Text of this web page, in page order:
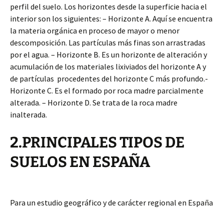
perfil del suelo. Los horizontes desde la superficie hacia el
interior son los siguientes: – Horizonte A. Aquí se encuentra
la materia orgánica en proceso de mayor o menor
descomposición. Las partículas más finas son arrastradas
por el agua. – Horizonte B. Es un horizonte de alteración y
acumulación de los materiales lixiviados del horizonte A y
de partículas procedentes del horizonte C más profundo.-
Horizonte C. Es el formado por roca madre parcialmente
alterada. – Horizonte D. Se trata de la roca madre
inalterada.
2.PRINCIPALES TIPOS DE
SUELOS EN ESPAÑA
Para un estudio geográfico y de carácter regional en España